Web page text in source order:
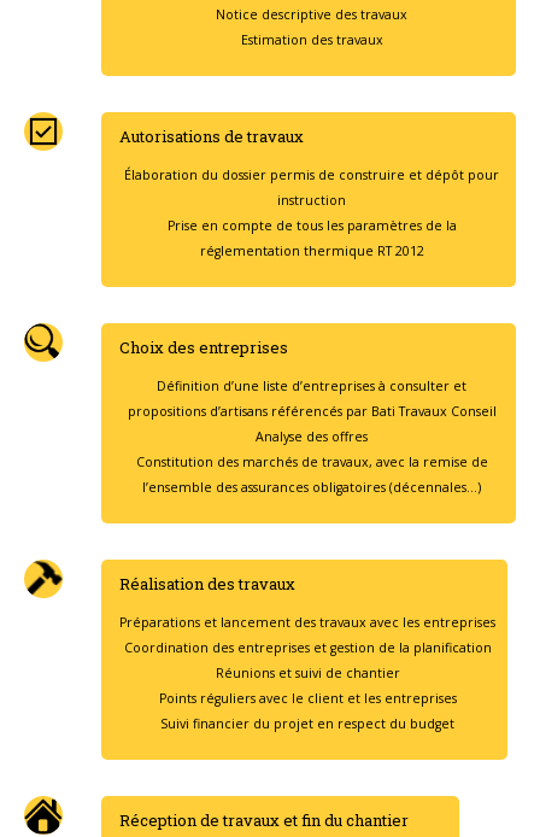
Notice descriptive des travaux
Estimation des travaux
Autorisations de travaux
Élaboration du dossier permis de construire et dépôt pour
instruction
Prise en compte de tous les paramètres de la
réglementation thermique RT 2012
Choix des entreprises
Définition d’une liste d’entreprises à consulter et
propositions d’artisans référencés par Bati Travaux Conseil
Analyse des offres
Constitution des marchés de travaux, avec la remise de
l’ensemble des assurances obligatoires (décennales…)
Réalisation des travaux
Préparations et lancement des travaux avec les entreprises
Coordination des entreprises et gestion de la planification
Réunions et suivi de chantier
Points réguliers avec le client et les entreprises
Suivi financier du projet en respect du budget
Réception de travaux et fin du chantier